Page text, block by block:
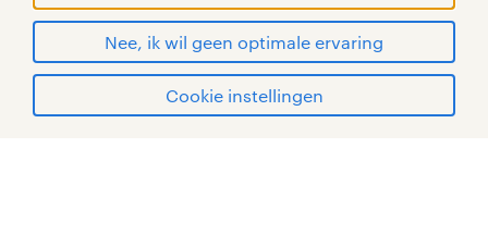
Nee, ik wil geen optimale ervaring
Cookie instellingen
solliciteren
RANDSTAD, HUMAN FORWARD en SHAPING THE
WORLD OF WORK zijn geregistreerde
handelsmerken van Randstad N.V.